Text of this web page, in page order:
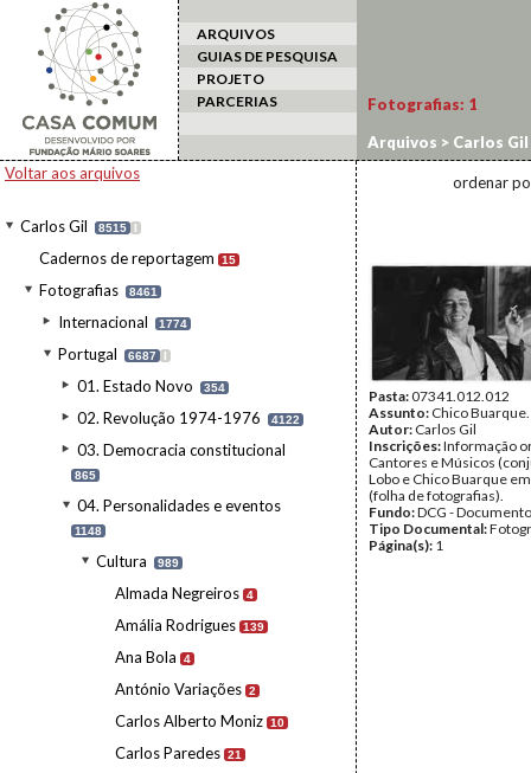
ARQUIVOS
GUIAS DE PESQUISA
PROJETO
PARCERIAS
Voltar aos arquivos
Carlos Gil 8515 I
Cadernos de reportagem 15
Fotografias 8461
Internacional 1774
Portugal 6687 I
01. Estado Novo 354
02. Revolução 1974-1976 4122
03. Democracia constitucional
865
04. Personalidades e eventos
1148
Cultura 989
Almada Negreiros 4
Amália Rodrigues 139
Ana Bola 4
António Variações 2
Carlos Alberto Moniz 10
Carlos Paredes 21
Fotografias: 1
Arquivos > Carlos Gil
ordenar
Pasta:07341.012.012
Assunto: Chico Buarque.
Autor: Carlos Gil
Inscrições:Informação
Cantores e Músicos
Lobo e Chico Buarque
(folha de fotografias).
Fundo:DCG -
Tipo Documental:
Página(s): 1